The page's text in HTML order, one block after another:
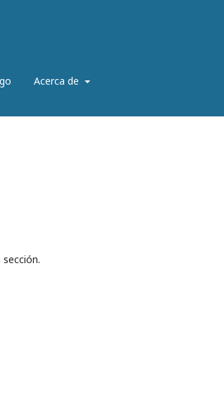
Acerca de